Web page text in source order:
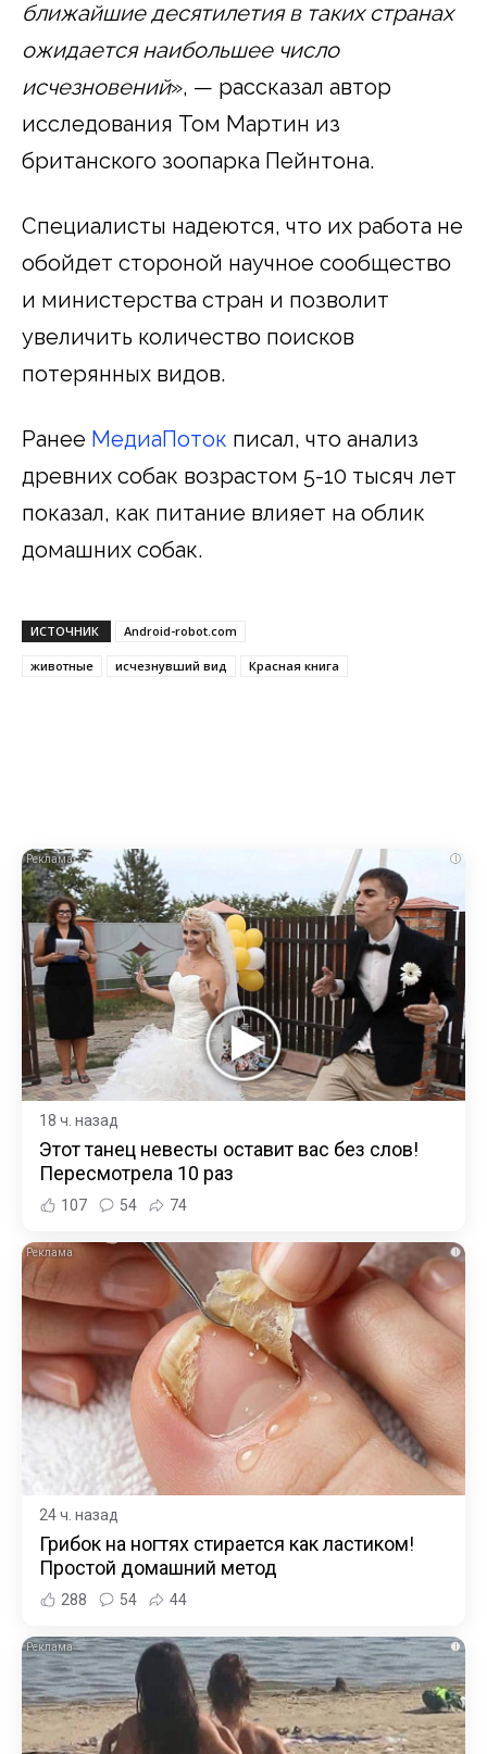
ближайшие десятилетия в таких странах
ожидается наибольшее число
исчезновений», — рассказал автор
исследования Том Мартин из
британского зоопарка Пейнтона.
Специалисты надеются, что их работа не
обойдет стороной научное сообщество
и министерства стран и позволит
увеличить количество поисков
потерянных видов.
Ранее МедиаПоток писал, что анализ
древних собак возрастом 5-10 тысяч лет
показал, как питание влияет на облик
домашних собак.
ИСТОЧНИК Android-robot.com
животные исчезнувший вид Красная книга
i
18 ч. назад
Этот танец невесты оставит вас без слов!
Пересмотрела 10 раз
107 54 74
i
24 ч. назад
Грибок на ногтях стирается как ластиком!
Простой домашний метод
288 54 44
i